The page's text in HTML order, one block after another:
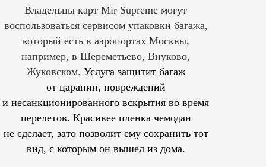
Владельцы карт Mir Supreme могут
воспользоваться сервисом упаковки багажа,
который есть в аэропортах Москвы,
например, в Шереметьево, Внуково,
Жуковском. Услуга защитит багаж
от царапин, повреждений
и несанкционированного вскрытия во время
перелетов. Красивее пленка чемодан
не сделает, зато позволит ему сохранить тот
вид, с которым он вышел из дома.